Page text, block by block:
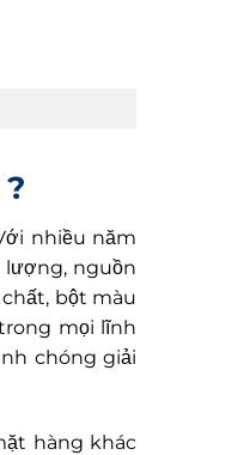
nhiều năm
nguồn
bột màu
mọi lĩnh
chóng giải
hàng khác